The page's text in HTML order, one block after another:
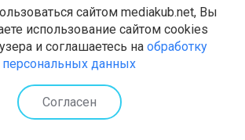
сайтом mediakub.net, Вы
использование сайтом cookies
и соглашаетесь на обработку
персональных данных
Согласен